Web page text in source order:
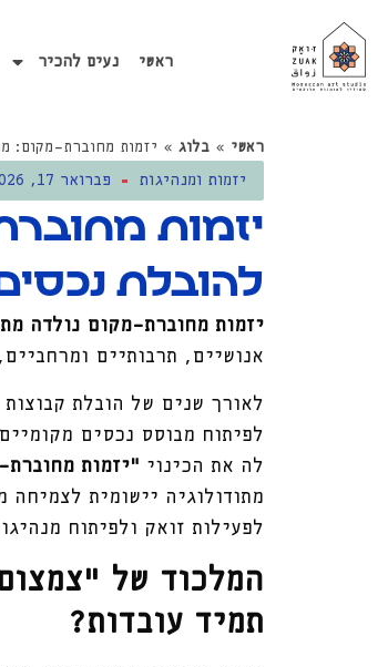
ראשי נעים להכיר
ראשי » בלוג » יזמות מחוברת־מקום:
יזמות ומנהיגות פברואר 17, 2026
יזמות
להובלת
יזמות מחוברת־מקום נולדה
אנושיים, תרבותיים
לפיתוח מבוסס נכסים
לה את הכינוי "יזמות
מתודולוגיה יישומית
לפעילות זואק ולפיתוח
המלכוד של
תמיד עובדות?